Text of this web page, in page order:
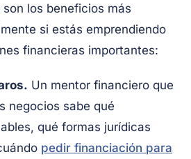
los beneficios más
si estás emprendiendo
financieras importantes:
Un mentor financiero que
negocios sabe qué
qué formas jurídicas
pedir financiación para